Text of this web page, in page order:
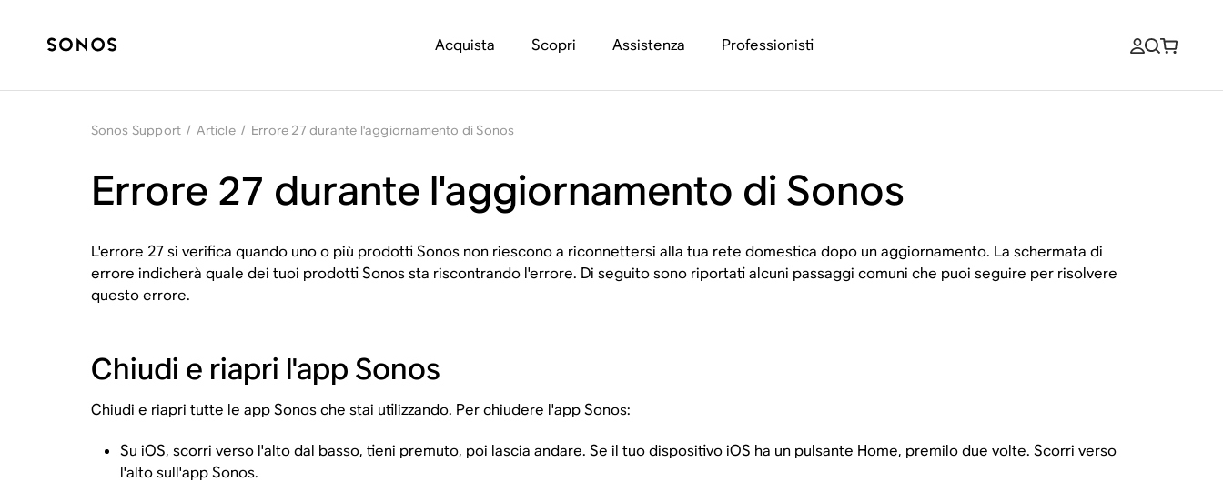
Acquista Scopri Assistenza Professionisti
Sonos Support / Article / Errore 27 durante l'aggiornamento di Sonos
Errore 27 durante l'aggiornamento di Sonos
L'errore 27 si verifica quando uno o più prodotti Sonos non riescono a riconnettersi alla tua rete domestica dopo un aggiornamento. La schermata di
errore indicherà quale dei tuoi prodotti Sonos sta riscontrando l'errore. Di seguito sono riportati alcuni passaggi comuni che puoi seguire per risolvere
questo errore.
Chiudi e riapri l'app Sonos
Chiudi e riapri tutte le app Sonos che stai utilizzando. Per chiudere l'app Sonos:
Su iOS, scorri verso l'alto dal basso, tieni premuto, poi lascia andare. Se il tuo dispositivo iOS ha un pulsante Home, premilo due volte. Scorri verso
l'alto sull'app Sonos.